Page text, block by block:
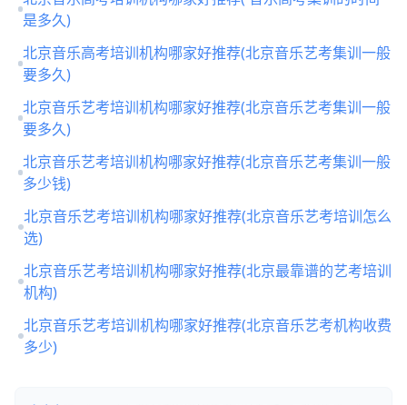
北京音乐高考培训机构哪家好推荐( 音乐高考集训的时间
是多久)
北京音乐高考培训机构哪家好推荐(北京音乐艺考集训一般
要多久)
北京音乐艺考培训机构哪家好推荐(北京音乐艺考集训一般
要多久)
北京音乐艺考培训机构哪家好推荐(北京音乐艺考集训一般
多少钱)
北京音乐艺考培训机构哪家好推荐(北京音乐艺考培训怎么
选)
北京音乐艺考培训机构哪家好推荐(北京最靠谱的艺考培训
机构)
北京音乐艺考培训机构哪家好推荐(北京音乐艺考机构收费
多少)